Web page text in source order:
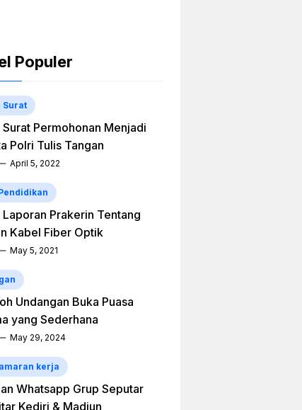
Populer
Surat
Permohonan Menjadi
Polri Tulis Tangan
April 5, 2022
Prakerin Tentang
Kabel Fiber Optik
May 5, 2021
Undangan Buka Puasa
yang Sederhana
May 29, 2024
kerja
Whatsapp Grup Seputar
Kediri & Madiun